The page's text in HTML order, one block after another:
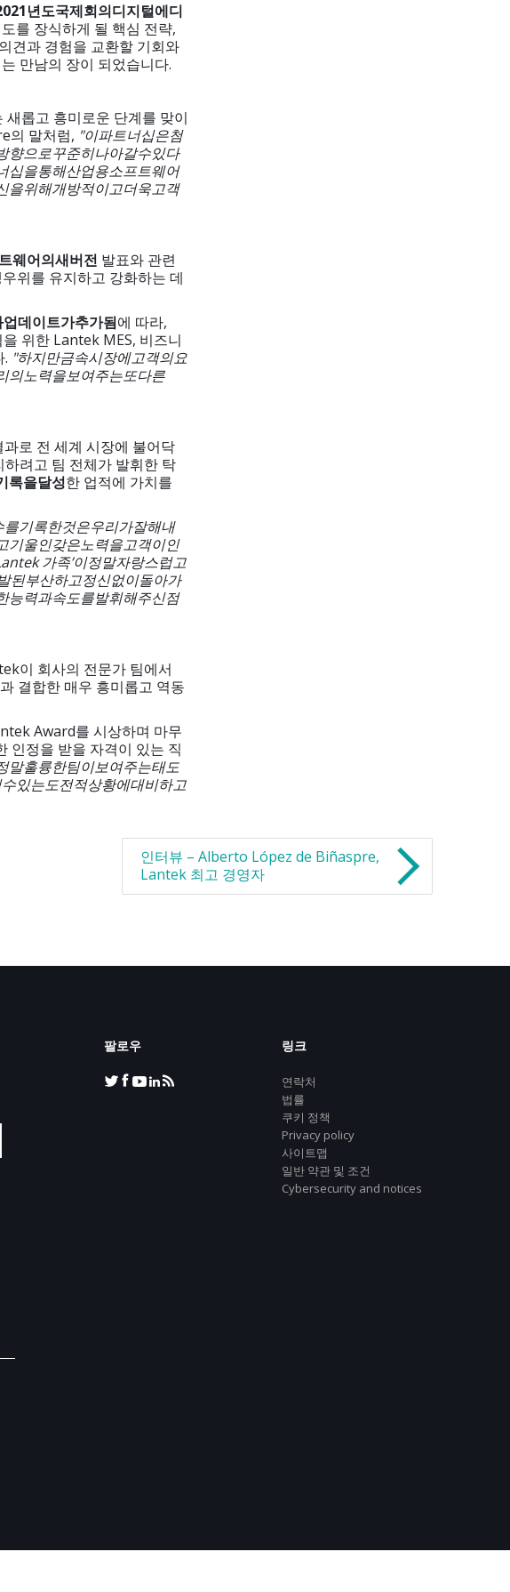
년도국제회의디지털에디
를 장식하게 될 핵심 전략,
견과 경험을 교환할 기회와
만남의 장이 되었습니다.
새롭고 흥미로운 단계를 맞이
의 말처럼, "이파트너십은첨
향으로꾸준히나아갈수있다
십을통해산업용소프트웨어
을위해개방적이고더욱고객
웨어의새버전 발표와 관련
위를 유지하고 강화하는 데
업데이트가추가됨에 따라,
위한 Lantek MES, 비즈니
. "하지만금속시장에고객의요
의노력을보여주는또다른
로 전 세계 시장에 불어닥
려고 팀 전체가 발휘한 탁
록을달성한 업적에 가치를
를기록한것은우리가잘해내
기울인갖은노력을고객이인
가족’이정말자랑스럽고
된부산하고정신없이돌아가
능력과속도를발휘해주신점
이 회사의 전문가 팀에서
결합한 매우 흥미롭고 역동
Award를 시상하며 마무
인정을 받을 자격이 있는 직
말훌륭한팀이보여주는태도
수있는도전적상황에대비하고
인터뷰 – Alberto López de Biñaspre,
Lantek 최고 경영자
팔로우 링크
연락처
법률
쿠키 정책
Privacy policy
사이트맵
일반 약관 및 조건
Cybersecurity and notices